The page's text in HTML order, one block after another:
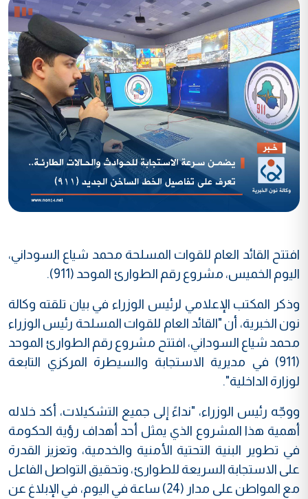
افتتح القائد العام للقوات المسلحة محمد شياع السوداني،
اليوم الخميس، مشروع رقم الطوارئ الموحد (911).
وذكر المكتب الإعلامي لرئيس الوزراء في بيان تلقته وكالة
نون الخبرية، أن "القائد العام للقوات المسلحة رئيس الوزراء
محمد شياع السوداني، افتتح مشروع رقم الطوارئ الموحد
(911) في مديرية الاستجابة والسيطرة المركزي التابعة
لوزارة الداخلية".
ووجّه رئيس الوزراء، "نداءً إلى جميع التشكيلات، أكد خلاله
أهمية هذا المشروع الذي يمثل أحد أهداف رؤية الحكومة
في تطوير البنية التحتية الأمنية والخدمية، وتعزيز القدرة
على الاستجابة السريعة للطوارئ، وتحقيق التواصل الفاعل
مع المواطن على مدار (24) ساعة في اليوم، في الإبلاغ عن